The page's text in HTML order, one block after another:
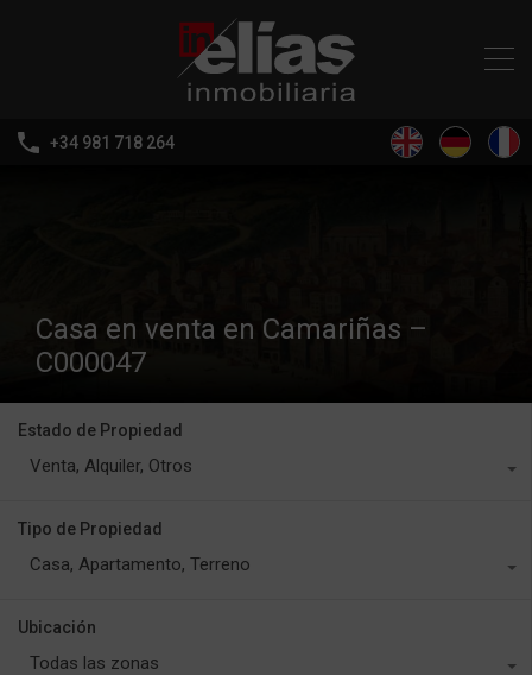
+34 981 718 264
Casa en venta en Camariñas –
C000047
Estado de Propiedad
Venta, Alquiler, Otros
Tipo de Propiedad
Casa, Apartamento, Terreno
Ubicación
Todas las zonas